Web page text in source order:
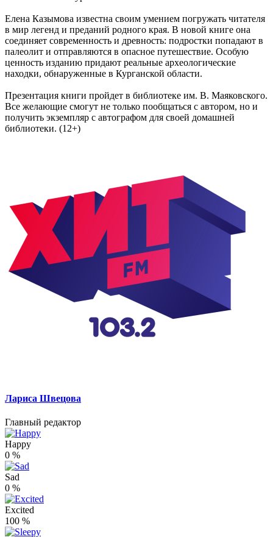
Елена Казымова известна своим умением погружать читателя
в мир легенд и преданий родного края. В новой книге она
соединяет современность и древность: подростки попадают в
палеолит и отправляются в опасное путешествие. Особую
ценность изданию придают реальные археологические
находки, обнаруженные в Курганской области.
Презентация книги пройдет в библиотеке им. В. Маяковского.
Все желающие смогут не только пообщаться с автором, но и
получить экземпляр с автографом для своей домашней
библиотеки. (12+)
Лариса Швецова
Главный редактор
Happy
0 %
Sad
0 %
Excited
100 %